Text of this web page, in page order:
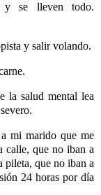
y se lleven todo.
y salir volando.
la salud mental lea
mi marido que me
calle, que no iban a
pileta, que no iban a
24 horas por día